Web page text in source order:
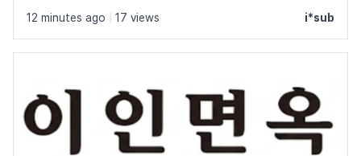
12 minutes ago 17 views i*sub